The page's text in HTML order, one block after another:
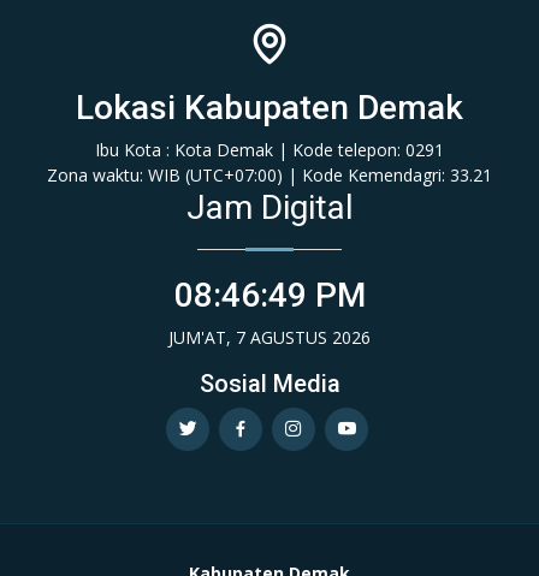
Lokasi Kabupaten Demak
Ibu Kota : Kota Demak | Kode telepon: 0291
Zona waktu: WIB (‎UTC+07:00‎)‎ | Kode Kemendagri: 33.21
Jam Digital
08:46:50 PM
JUM'AT, 7 AGUSTUS 2026
Sosial Media